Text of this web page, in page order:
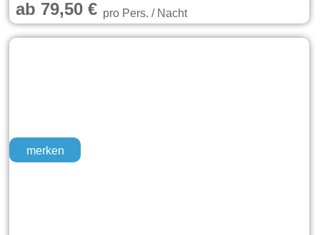
ab 79,50 €pro Pers. / Nacht
merken